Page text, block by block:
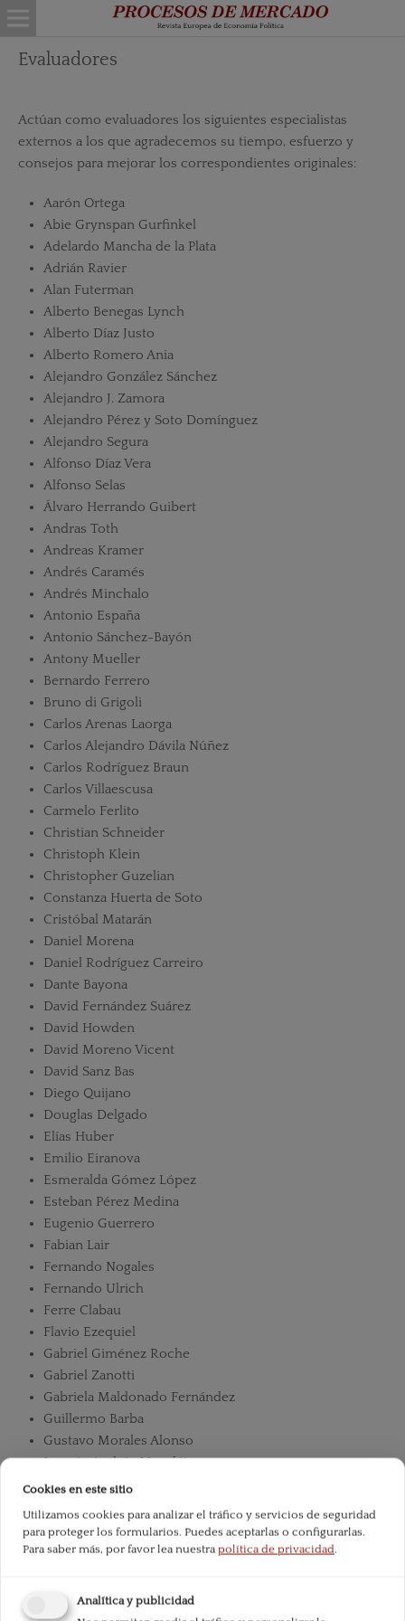
Evaluadores
Actúan como evaluadores los siguientes especialistas
externos a los que agradecemos su tiempo, esfuerzo y
consejos para mejorar los correspondientes originales:
Aarón Ortega
Abie Grynspan Gurfinkel
Adelardo Mancha de la Plata
Adrián Ravier
Alan Futerman
Alberto Benegas Lynch
Alberto Díaz Justo
Alberto Romero Ania
Alejandro González Sánchez
Alejandro J. Zamora
Alejandro Pérez y Soto Domínguez
Alejandro Segura
Alfonso Díaz Vera
Alfonso Selas
Álvaro Herrando Guibert
Andras Toth
Andreas Kramer
Andrés Caramés
Andrés Minchalo
Antonio España
Antonio Sánchez-Bayón
Antony Mueller
Bernardo Ferrero
Bruno di Grigoli
Carlos Arenas Laorga
Carlos Alejandro Dávila Núñez
Carlos Rodríguez Braun
Carlos Villaescusa
Carmelo Ferlito
Christian Schneider
Christoph Klein
Christopher Guzelian
Constanza Huerta de Soto
Cristóbal Matarán
Daniel Morena
Daniel Rodríguez Carreiro
Dante Bayona
David Fernández Suárez
David Howden
David Moreno Vicent
David Sanz Bas
Diego Quijano
Douglas Delgado
Elías Huber
Emilio Eiranova
Esmeralda Gómez López
Esteban Pérez Medina
Eugenio Guerrero
Fabian Lair
Fernando Nogales
Fernando Ulrich
Ferre Clabau
Flavio Ezequiel
Gabriel Giménez Roche
Gabriel Zanotti
Gabriela Maldonado Fernández
Guillermo Barba
Gustavo Morales Alonso
Ignacio Andrés Mondéjar
Ignacio Olave Valdivieso
Iván Carrino
Jerónimo Molina Cano
Jesús María Alvarado Andrade
Jesús María Zaratiegui
Cookies en este sitio
Utilizamos cookies para analizar el tráfico y servicios de seguridad
para proteger los formularios. Puedes aceptarlas o configurarlas.
Para saber más, por favor lea nuestra política de privacidad.
Analítica y publicidad